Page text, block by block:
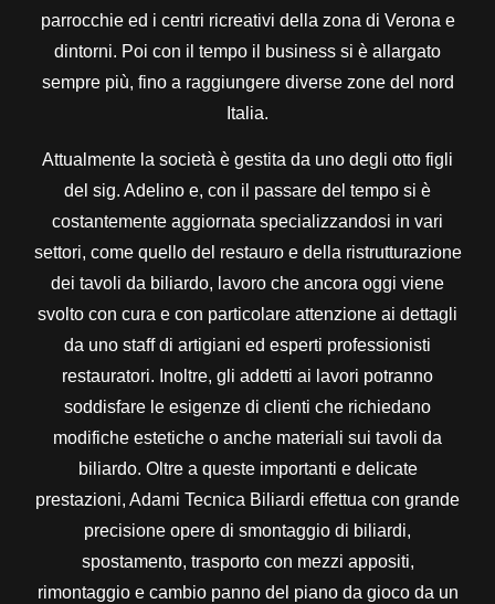
parrocchie ed i centri ricreativi della zona di Verona e
dintorni. Poi con il tempo il business si è allargato
sempre più, fino a raggiungere diverse zone del nord
Italia.
Attualmente la società è gestita da uno degli otto figli
del sig. Adelino e, con il passare del tempo si è
costantemente aggiornata specializzandosi in vari
settori, come quello del restauro e della ristrutturazione
dei tavoli da biliardo, lavoro che ancora oggi viene
svolto con cura e con particolare attenzione ai dettagli
da uno staff di artigiani ed esperti professionisti
restauratori. Inoltre, gli addetti ai lavori potranno
soddisfare le esigenze di clienti che richiedano
modifiche estetiche o anche materiali sui tavoli da
biliardo. Oltre a queste importanti e delicate
prestazioni, Adami Tecnica Biliardi effettua con grande
precisione opere di smontaggio di biliardi,
spostamento, trasporto con mezzi appositi,
rimontaggio e cambio panno del piano da gioco da un